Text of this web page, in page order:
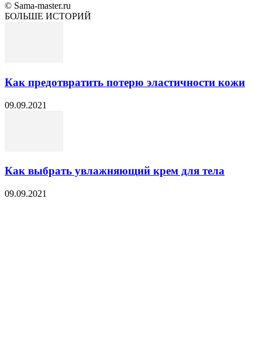
© Sama-master.ru
БОЛЬШЕ ИСТОРИЙ
Как предотвратить потерю эластичности кожи
09.09.2021
Как выбрать увлажняющий крем для тела
09.09.2021